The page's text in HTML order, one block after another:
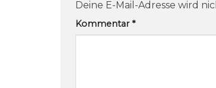
Deine E-Mail-Adresse wird
Kommentar*